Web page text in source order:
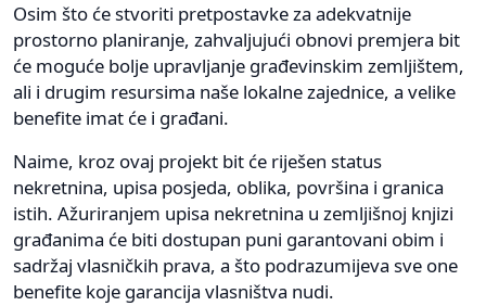
Osim što će stvoriti pretpostavke za adekvatnije
prostorno planiranje, zahvaljujući obnovi premjera bit
će moguće bolje upravljanje građevinskim zemljištem,
ali i drugim resursima naše lokalne zajednice, a velike
benefite imat će i građani.
Naime, kroz ovaj projekt bit će riješen status
nekretnina, upisa posjeda, oblika, površina i granica
istih. Ažuriranjem upisa nekretnina u zemljišnoj knjizi
građanima će biti dostupan puni garantovani obim i
sadržaj vlasničkih prava, a što podrazumijeva sve one
benefite koje garancija vlasništva nudi.